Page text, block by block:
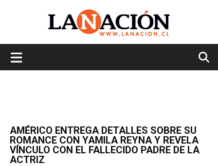
AMÉRICO ENTREGA DETALLES SOBRE SU
ROMANCE CON YAMILA REYNA Y REVELA
VÍNCULO CON EL FALLECIDO PADRE DE LA
ACTRIZ